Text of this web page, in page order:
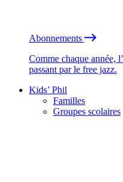
Abonnements
Comme chaque année,
passant par le free jazz.
Kids’ Phil
Familles
Groupes scolaires